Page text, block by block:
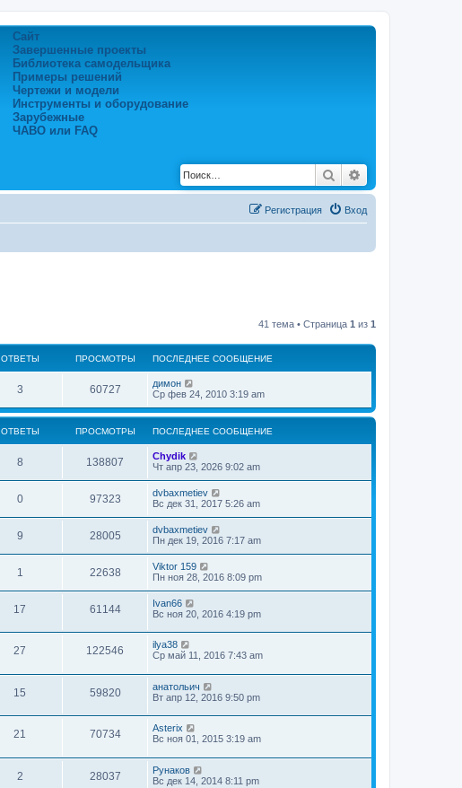
Сайт
Завершенные проекты
Библиотека самодельщика
Примеры решений
Чертежи и модели
Инструменты и оборудование
Зарубежные
ЧАВО или FAQ
Поиск
Вход
Регистрация
41 тема • Страница 1 из 1
ОТВЕТЫ ПРОСМОТРЫ ПОСЛЕДНЕЕ СООБЩЕНИЕ
3 60727
димон
Ср фев 24, 2010 3:19 am
ОТВЕТЫ ПРОСМОТРЫ ПОСЛЕДНЕЕ СООБЩЕНИЕ
8 138807
Chydik
Чт апр 23, 2026 9:02 am
0 97323
dvbaxmetiev
Вс дек 31, 2017 5:26 am
9 28005
dvbaxmetiev
Пн дек 19, 2016 7:17 am
1 22638
Viktor 159
Пн ноя 28, 2016 8:09 pm
17 61144
Ivan66
Вс ноя 20, 2016 4:19 pm
27 122546
ilya38
Ср май 11, 2016 7:43 am
15 59820
анатольич
Вт апр 12, 2016 9:50 pm
21 70734
Asterix
Вс ноя 01, 2015 3:19 am
2 28037
Рунаков
Вс дек 14, 2014 8:11 pm